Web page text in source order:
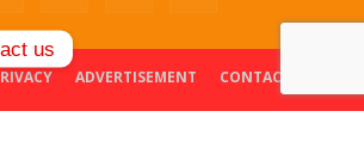
ADVERTISEMENT
CONTACT US
All Rights Reserved
us